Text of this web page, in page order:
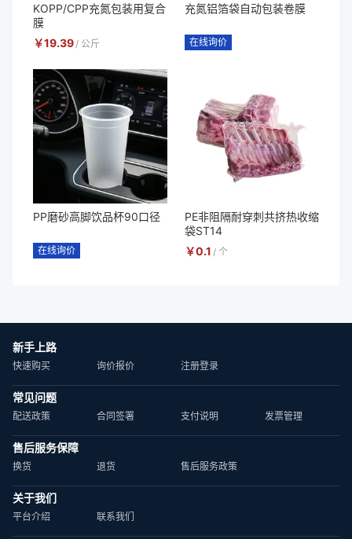
KOPP/CPP充氮包装用复合
膜
￥19.39 / 公斤
充氮铝箔袋自动包装卷膜
在线询价
PP磨砂高脚饮品杯90口径
在线询价
PE非阻隔耐穿刺共挤热收缩
袋ST14
￥0.1 / 个
新手上路
快速购买 询价报价 注册登录
常见问题
配送政策 合同签署 支付说明 发票管理
售后服务保障
换货 退货 售后服务政策
关于我们
平台介绍 联系我们